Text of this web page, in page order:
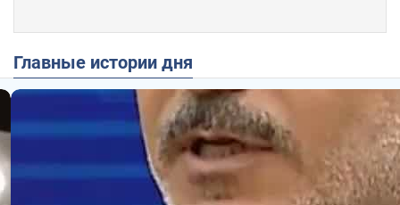
Главные истории дня